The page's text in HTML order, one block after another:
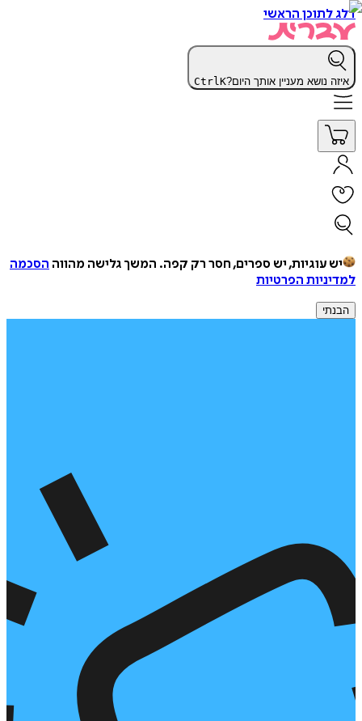
דלג לתוכן הראשי
איזה נושא מעניין אותך היום? CtrlK
יש עוגיות, יש ספרים, חסר רק קפה. המשך גלישה מהווה הסכמה
למדיניות הפרטיות
הבנתי